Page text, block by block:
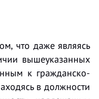
что даже являясь
вышеуказанных
к гражданско-
в должности